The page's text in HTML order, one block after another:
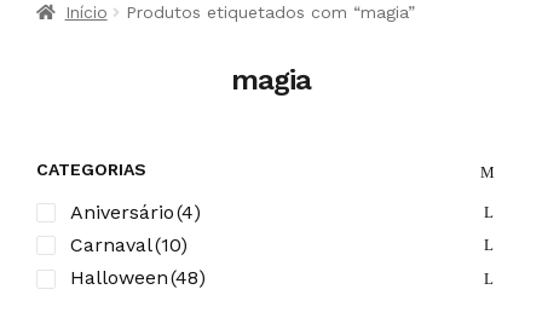
c
Início Produtos etiquetados com “magia”
magia
CATEGORIAS
Aniversário(4)
Carnaval(10)
Halloween(48)